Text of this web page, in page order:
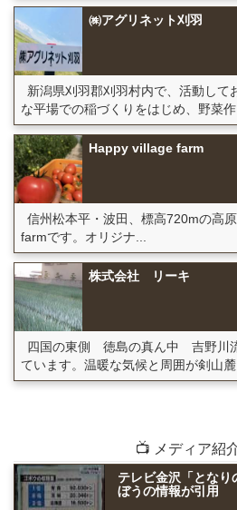
㈱アグリネット刈羽
新潟県刈羽郡刈羽村内で、活動して
な平場での稲づくりをはじめ、野菜作
Happy village farm
信州松本平・波田、標高720mの高
farmです。オリジナ...
株式会社 リーキ
四国の東側 徳島の真ん中 吉野川
ています。温暖な気候と周囲が剣山麓
📺 メディア紹
テレビ金沢「となり
ぼうの情報が引用